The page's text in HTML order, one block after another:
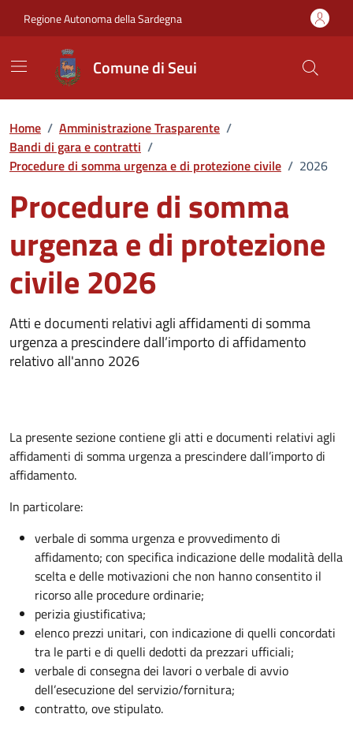
Regione Autonoma della Sardegna
Comune di Seui
Home / Amministrazione Trasparente /
Bandi di gara e contratti /
Procedure di somma urgenza e di protezione civile / 2026
Procedure di somma
urgenza e di protezione
civile 2026
Atti e documenti relativi agli affidamenti di somma
urgenza a prescindere dall’importo di affidamento
relativo all'anno 2026
La presente sezione contiene gli atti e documenti relativi agli
affidamenti di somma urgenza a prescindere dall’importo di
affidamento.
In particolare:
verbale di somma urgenza e provvedimento di
affidamento; con specifica indicazione delle modalità della
scelta e delle motivazioni che non hanno consentito il
ricorso alle procedure ordinarie;
perizia giustificativa;
elenco prezzi unitari, con indicazione di quelli concordati
tra le parti e di quelli dedotti da prezzari ufficiali;
verbale di consegna dei lavori o verbale di avvio
dell’esecuzione del servizio/fornitura;
contratto, ove stipulato.